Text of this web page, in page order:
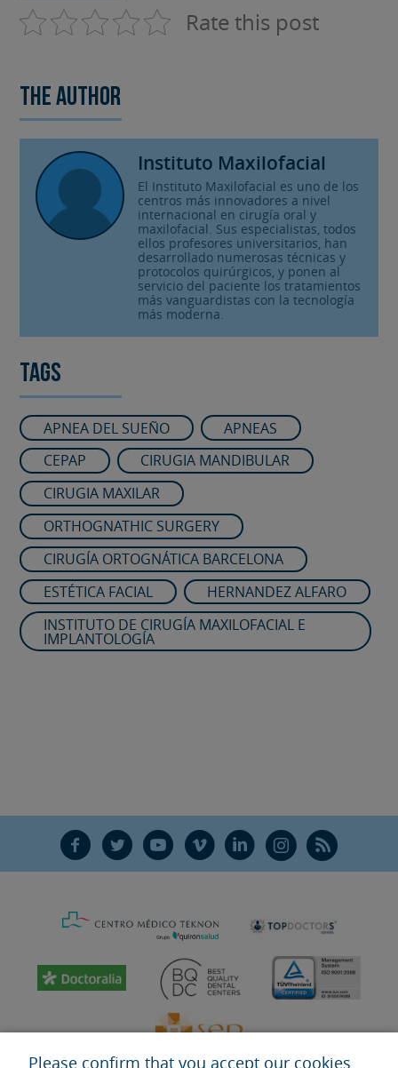
Rate this post
The author
Instituto Maxilofacial
El Instituto Maxilofacial es uno de los
centros más innovadores a nivel
internacional en cirugía oral y
maxilofacial. Sus especialistas, todos
ellos profesores universitarios, han
desarrollado numerosas técnicas y
protocolos quirúrgicos, y ponen al
servicio del paciente los tratamientos
más vanguardistas con la tecnología
más moderna.
Tags
APNEA DEL SUEÑO
APNEAS
CEPAP
CIRUGIA MANDIBULAR
CIRUGIA MAXILAR
ORTHOGNATHIC SURGERY
CIRUGÍA ORTOGNÁTICA BARCELONA
ESTÉTICA FACIAL
HERNANDEZ ALFARO
INSTITUTO DE CIRUGÍA MAXILOFACIAL E
IMPLANTOLOGÍA
F T Y V L Ñ R
Please confirm that you accept our cookies